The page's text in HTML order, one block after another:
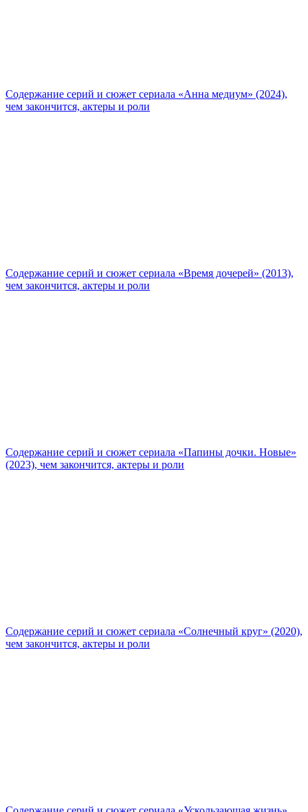
Содержание серий и сюжет сериала «Анна медиум» (2024),
чем закончится, актеры и роли
Содержание серий и сюжет сериала «Время дочерей» (2013),
чем закончится, актеры и роли
Содержание серий и сюжет сериала «Папины дочки. Новые»
(2023), чем закончится, актеры и роли
Содержание серий и сюжет сериала «Солнечный круг» (2020),
чем закончится, актеры и роли